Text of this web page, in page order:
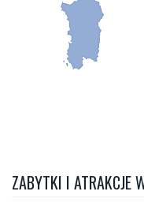
ZABYTKI I ATRAKCJE